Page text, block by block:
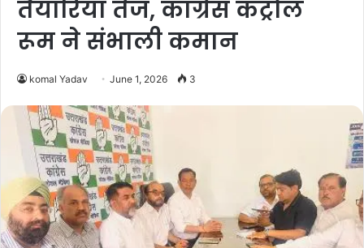
तैयारियां तेज, कांग्रेस कंट्रोल
रूम ने संभाली कमान
komal Yadav June 1, 2026 3